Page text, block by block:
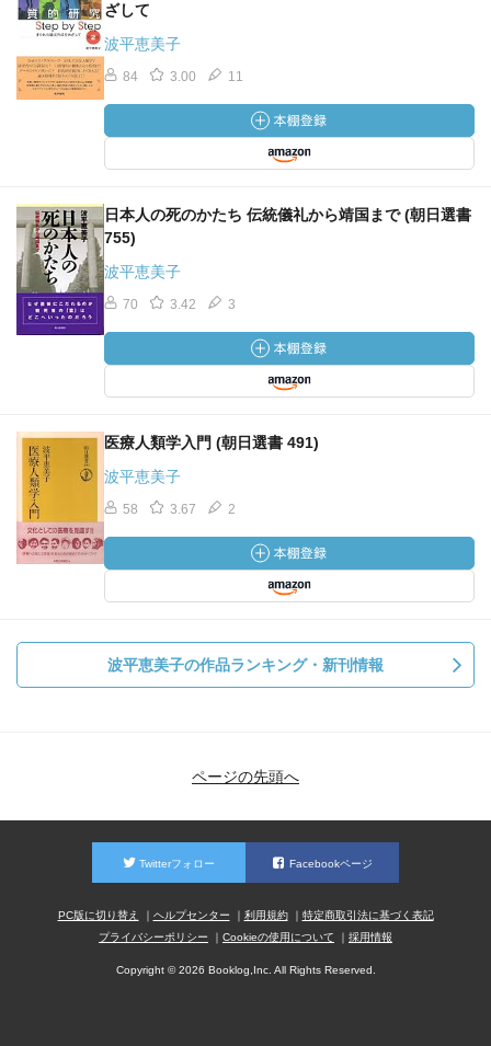
ざして
波平恵美子
84 3.00 11
日本人の死のかたち 伝統儀礼から靖国まで (朝日選書
755)
波平恵美子
70 3.42 3
医療人類学入門 (朝日選書 491)
波平恵美子
58 3.67 2
波平恵美子の作品ランキング・新刊情報
ページの先頭へ
Twitterフォロー Facebookページ
PC版に切り替え ヘルプセンター 利用規約
特定商取引法に基づく表記
プライバシーポリシー
Cookieの使用について 採用情報
Copyright © 2026 Booklog,Inc. All Rights Reserved.